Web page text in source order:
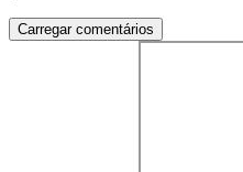
Carregar comentários